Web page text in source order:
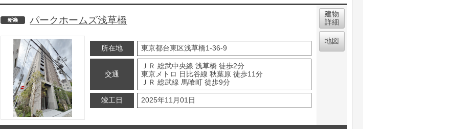
新築
パークホームズ浅草橋
所在地 東京都台東区浅草橋1-36-9
交通
ＪＲ 総武中央線 浅草橋 徒歩2分
東京メトロ 日比谷線 秋葉原 徒歩11分
ＪＲ 総武線 馬喰町 徒歩9分
竣工日 2025年11月01日
建物
詳細
地図